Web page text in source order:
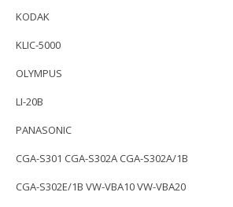
KODAK
KLIC-5000
OLYMPUS
LI-20B
PANASONIC
CGA-S301 CGA-S302A CGA-S302A/1B
CGA-S302E/1B VW-VBA10 VW-VBA20